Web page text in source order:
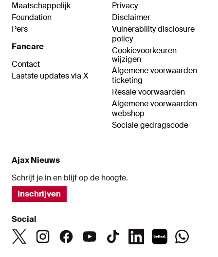
Maatschappelijk
Foundation
Pers
Fancare
Contact
Laatste updates via X
Privacy
Disclaimer
Vulnerability disclosure
policy
Cookievoorkeuren
wijzigen
Algemene voorwaarden
ticketing
Resale voorwaarden
Algemene voorwaarden
webshop
Sociale gedragscode
Ajax Nieuws
Schrijf je in en blijf op de hoogte.
Inschrijven
Social